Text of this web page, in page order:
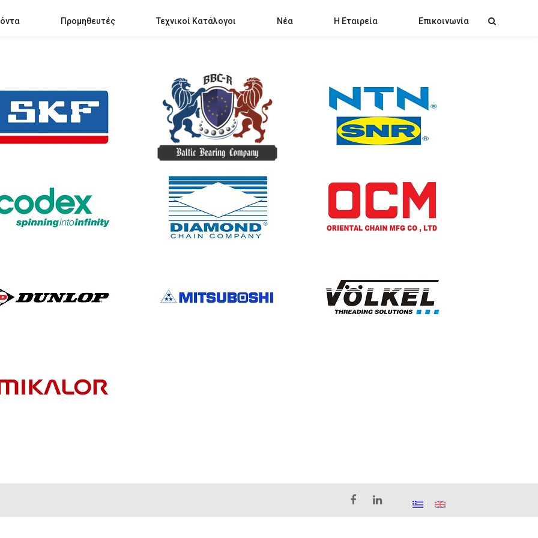
Προμηθευτές Τεχνικοί Κατάλογοι Νέα Η Εταιρεία Επικοινωνία